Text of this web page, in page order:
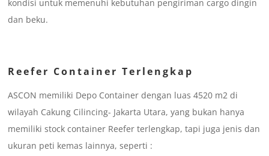
kondisi untuk memenuhi kebutuhan pengiriman cargo dingin
dan beku.
Reefer Container Terlengkap
ASCON memiliki Depo Container dengan luas 4520 m2 di
wilayah Cakung Cilincing- Jakarta Utara, yang bukan hanya
memiliki stock container Reefer terlengkap, tapi juga jenis dan
ukuran peti kemas lainnya, seperti :